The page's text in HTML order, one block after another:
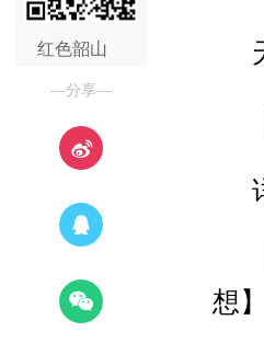
红色韶山
—分享—
想】